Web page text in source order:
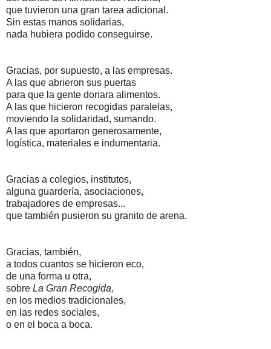
que tuvieron una gran tarea adicional.
Sin estas manos solidarias,
nada hubiera podido conseguirse.
Gracias, por supuesto, a las empresas.
A las que abrieron sus puertas
para que la gente donara alimentos.
A las que hicieron recogidas paralelas,
moviendo la solidaridad, sumando.
A las que aportaron generosamente,
logística, materiales e indumentaria.
Gracias a colegios, institutos,
alguna guardería, asociaciones,
trabajadores de empresas...
que también pusieron su granito de arena.
Gracias, también,
a todos cuantos se hicieron eco,
de una forma u otra,
sobre La Gran Recogida,
en los medios tradicionales,
en las redes sociales,
o en el boca a boca.